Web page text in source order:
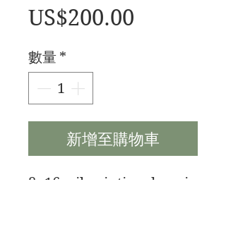
US$200.00
數量 *
新增至購物車
8x16 oil painting done in